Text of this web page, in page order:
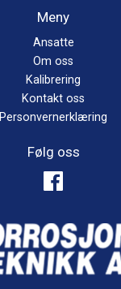
Meny
Ansatte
Om oss
Kalibrering
Kontakt oss
Personvernerklæring
Følg oss